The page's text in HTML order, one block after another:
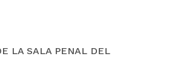
LA SALA PENAL DEL